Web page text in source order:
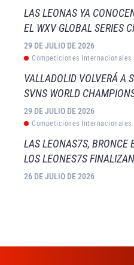
LAS LEONAS YA
EL WXV GLOBAL SERIES
29 DE JULIO DE 2026
Competiciones Internacionales
VALLADOLID VOLVERÁ A
SVNS WORLD
29 DE JULIO DE 2026
Competiciones Internacionales
LAS LEONAS7S, BRONCE
LOS LEONES7S
26 DE JULIO DE 2026